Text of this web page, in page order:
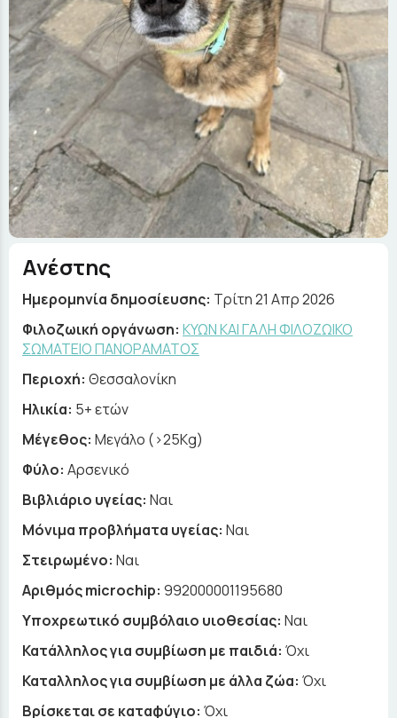
Ανέστης
Ημερομηνία δημοσίευσης: Τρίτη 21 Απρ 2026
Φιλοζωική οργάνωση: ΚΥΩΝ ΚΑΙ ΓΑΛΗ ΦΙΛΟΖΩΙΚΟ
ΣΩΜΑΤΕΙΟ ΠΑΝΟΡΑΜΑΤΟΣ
Περιοχή: Θεσσαλονίκη
Ηλικία: 5+ ετών
Μέγεθος: Μεγάλο (>25Kg)
Φύλο: Αρσενικό
Βιβλιάριο υγείας: Ναι
Μόνιμα προβλήματα υγείας: Ναι
Στειρωμένο: Ναι
Αριθμός microchip: 992000001195680
Υποχρεωτικό συμβόλαιο υιοθεσίας: Ναι
Κατάλληλος για συμβίωση με παιδιά: Όχι
Καταλληλος για συμβίωση με άλλα ζώα: Όχι
Βρίσκεται σε καταφύγιο: Όχι